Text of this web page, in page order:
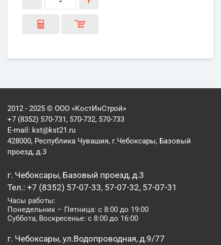
2012 - 2025 © ООО «КостИнСтрой»
+7 (8352) 570-731, 570-732, 570-733
E-mail: kst@kst21.ru
428000, Республика Чувашия, г.Чебоксары, Базовый
проезд, д.3
г. Чебоксары, Базовый проезд, д.3
Тел.: +7 (8352) 57-07-33, 57-07-32, 57-07-31
Часы работы:
Понедельник – Пятница: с 8:00 до 19:00
Суббота, Воскресенье: с 8:00 до 16:00
г. Чебоксары, ул.Водопроводная, д.9/77